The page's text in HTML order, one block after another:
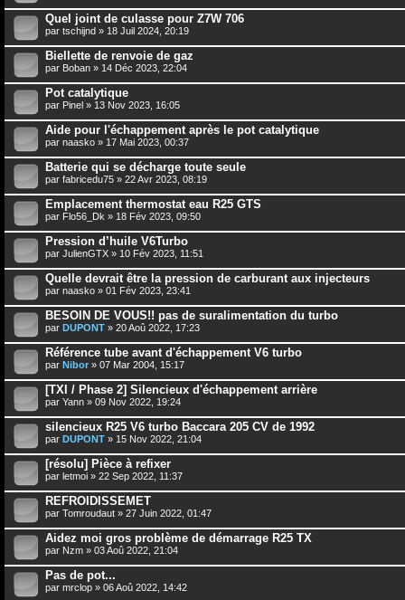
Quel joint de culasse pour Z7W 706
par tschijnd » 18 Juil 2024, 20:19
Biellette de renvoie de gaz
par Boban » 14 Déc 2023, 22:04
Pot catalytique
par Pinel » 13 Nov 2023, 16:05
Aide pour l'échappement après le pot catalytique
par naasko » 17 Mai 2023, 00:37
Batterie qui se décharge toute seule
par fabricedu75 » 22 Avr 2023, 08:19
Emplacement thermostat eau R25 GTS
par Flo56_Dk » 18 Fév 2023, 09:50
Pression d’huile V6Turbo
par JulienGTX » 10 Fév 2023, 11:51
Quelle devrait être la pression de carburant aux injecteurs
par naasko » 01 Fév 2023, 23:41
BESOIN DE VOUS!! pas de suralimentation du turbo
par DUPONT » 20 Aoû 2022, 17:23
Référence tube avant d'échappement V6 turbo
par Nibor » 07 Mar 2004, 15:17
[TXI / Phase 2] Silencieux d'échappement arrière
par Yann » 09 Nov 2022, 19:24
silencieux R25 V6 turbo Baccara 205 CV de 1992
par DUPONT » 15 Nov 2022, 21:04
[résolu] Pièce à refixer
par letmoi » 22 Sep 2022, 11:37
REFROIDISSEMET
par Tomroudaut » 27 Juin 2022, 01:47
Aidez moi gros problème de démarrage R25 TX
par Nzm » 03 Aoû 2022, 21:04
Pas de pot...
par mrclop » 06 Aoû 2022, 14:42